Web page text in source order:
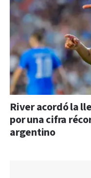
River acordó la
por una cifra
argentino